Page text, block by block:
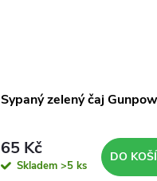
Sypaný zelený čaj
65 Kč
Skladem>5 ks
DO